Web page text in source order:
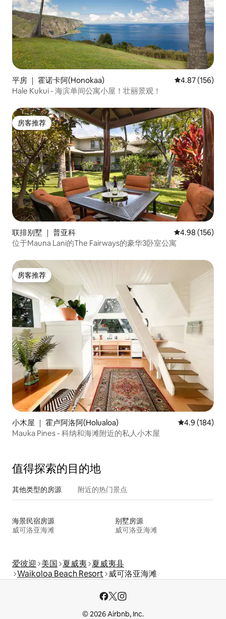
平房 ｜ 霍诺卡阿(Honokaa) 平均评分 4.87
4.87 (156)
Hale Kukui - 海滨单间公寓小屋！壮丽景观！
房客推荐
房客推荐
联排别墅 ｜ 普亚科 平均评分 4.98
4.98 (156)
位于Mauna Lani的The Fairways的豪华3卧室公寓
房客推荐
房客推荐
小木屋 ｜ 霍卢阿洛阿(Holualoa) 平均评分 4.9
4.9 (184)
Mauka Pines - 科纳和海滩附近的私人小木屋
值得探索的目的地
其他类型的房源 附近的热门景点
海景民宿房源
威可洛亚海滩
别墅房源
威可洛亚海滩
爱彼迎 美国 夏威夷 夏威夷县
Waikoloa Beach Resort 威可洛亚海滩
© 2026 Airbnb, Inc.